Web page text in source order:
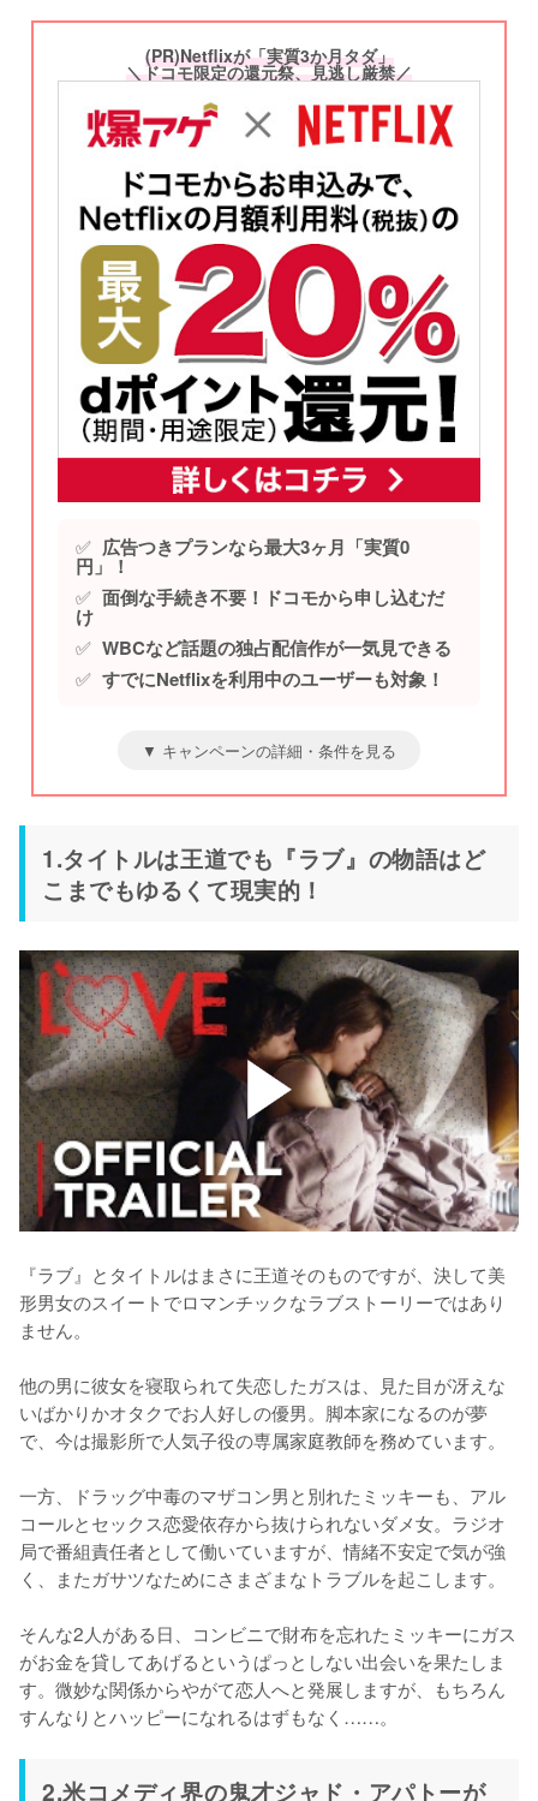
(PR)Netflixが「実質3か月タダ」
＼ドコモ限定の還元祭、見逃し厳禁／
✅ 広告つきプランなら最大3ヶ月「実質0
円」！
✅ 面倒な手続き不要！ドコモから申し込むだ
け
✅ WBCなど話題の独占配信作が一気見できる
✅ すでにNetflixを利用中のユーザーも対象！
▼ キャンペーンの詳細・条件を見る
1.タイトルは王道でも『ラブ』の物語はど
こまでもゆるくて現実的！
『ラブ』とタイトルはまさに王道そのものですが、決して美
形男女のスイートでロマンチックなラブストーリーではあり
ません。
他の男に彼女を寝取られて失恋したガスは、見た目が冴えな
いばかりかオタクでお人好しの優男。脚本家になるのが夢
で、今は撮影所で人気子役の専属家庭教師を務めています。
一方、ドラッグ中毒のマザコン男と別れたミッキーも、アル
コールとセックス恋愛依存から抜けられないダメ女。ラジオ
局で番組責任者として働いていますが、情緒不安定で気が強
く、またガサツなためにさまざまなトラブルを起こします。
そんな2人がある日、コンビニで財布を忘れたミッキーにガス
がお金を貸してあげるというぱっとしない出会いを果たしま
す。微妙な関係からやがて恋人へと発展しますが、もちろん
2.米コメディ界の鬼才ジャド・アパトーが